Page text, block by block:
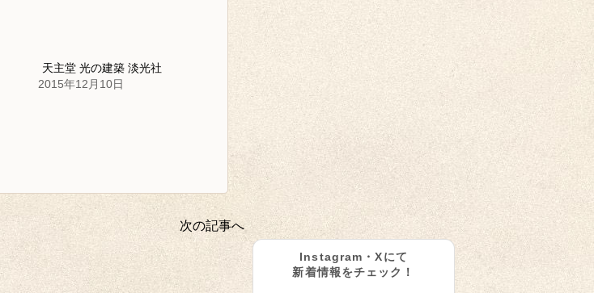
天主堂 光の建築 淡光社
2015年12月10日
次の記事へ
Instagram・Xにて
新着情報をチェック！